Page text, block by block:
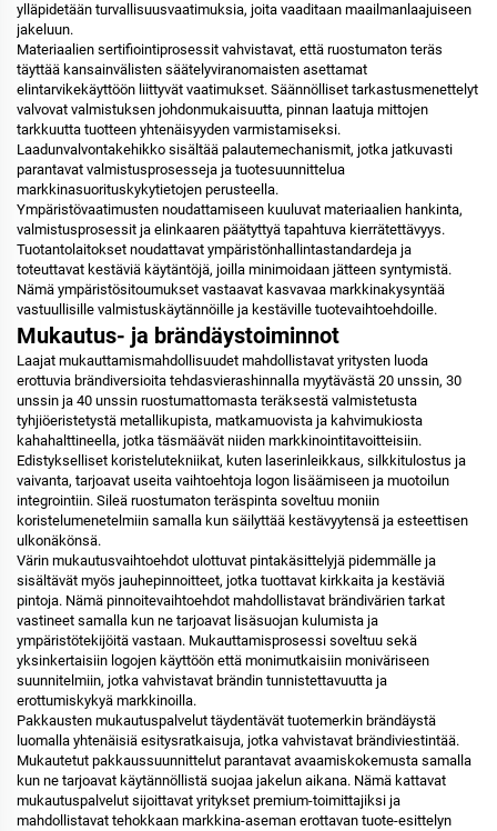
ylläpidetään turvallisuusvaatimuksia, joita vaaditaan maailmanlaajuiseen
jakeluun.
Materiaalien sertifiointiprosessit vahvistavat, että ruostumaton teräs
täyttää kansainvälisten säätelyviranomaisten asettamat
elintarvikekäyttöön liittyvät vaatimukset. Säännölliset tarkastusmenettelyt
valvovat valmistuksen johdonmukaisuutta, pinnan laatuja mittojen
tarkkuutta tuotteen yhtenäisyyden varmistamiseksi.
Laadunvalvontakehikko sisältää palautemechanismit, jotka jatkuvasti
parantavat valmistusprosesseja ja tuotesuunnittelua
markkinasuorituskykytietojen perusteella.
Ympäristövaatimusten noudattamiseen kuuluvat materiaalien hankinta,
valmistusprosessit ja elinkaaren päätyttyä tapahtuva kierrätettävyys.
Tuotantolaitokset noudattavat ympäristönhallintastandardeja ja
toteuttavat kestäviä käytäntöjä, joilla minimoidaan jätteen syntymistä.
Nämä ympäristösitoumukset vastaavat kasvavaa markkinakysyntää
vastuullisille valmistuskäytännöille ja kestäville tuotevaihtoehdoille.
Mukautus- ja brändäystoiminnot
Laajat mukauttamismahdollisuudet mahdollistavat yritysten luoda
erottuvia brändiversioita tehdasvierashinnalla myytävästä 20 unssin, 30
unssin ja 40 unssin ruostumattomasta teräksestä valmistetusta
tyhjiöeristetystä metallikupista, matkamuovista ja kahvimukiosta
kahahalttineella, jotka täsmäävät niiden markkinointitavoitteisiin.
Edistykselliset koristelutekniikat, kuten laserinleikkaus, silkkitulostus ja
vaivanta, tarjoavat useita vaihtoehtoja logon lisäämiseen ja muotoilun
integrointiin. Sileä ruostumaton teräspinta soveltuu moniin
koristelumenetelmiin samalla kun säilyttää kestävyytensä ja esteettisen
ulkonäkönsä.
Värin mukautusvaihtoehdot ulottuvat pintakäsittelyjä pidemmälle ja
sisältävät myös jauhepinnoitteet, jotka tuottavat kirkkaita ja kestäviä
pintoja. Nämä pinnoitevaihtoehdot mahdollistavat brändivärien tarkat
vastineet samalla kun ne tarjoavat lisäsuojan kulumista ja
ympäristötekijöitä vastaan. Mukauttamisprosessi soveltuu sekä
yksinkertaisiin logojen käyttöön että monimutkaisiin moniväriseen
suunnitelmiin, jotka vahvistavat brändin tunnistettavuutta ja
erottumiskykyä markkinoilla.
Pakkausten mukautuspalvelut täydentävät tuotemerkin brändäystä
luomalla yhtenäisiä esitysratkaisuja, jotka vahvistavat brändiviestintää.
Mukautetut pakkaussuunnittelut parantavat avaamiskokemusta samalla
kun ne tarjoavat käytännöllistä suojaa jakelun aikana. Nämä kattavat
mukautuspalvelut sijoittavat yritykset premium-toimittajiksi ja
mahdollistavat tehokkaan markkina-aseman erottavan tuote-esittelyn